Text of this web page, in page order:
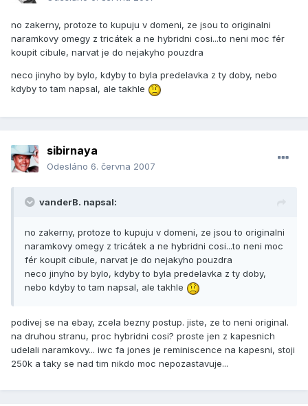
no zakerny, protoze to kupuju v domeni, ze jsou to originalni
naramkovy omegy z tricátek a ne hybridni cosi...to neni moc fér
koupit cibule, narvat je do nejakyho pouzdra
neco jinyho by bylo, kdyby to byla predelavka z ty doby, nebo
kdyby to tam napsal, ale takhle
sibirnaya
Odesláno 6. června 2007
vanderB. napsal:
no zakerny, protoze to kupuju v domeni, ze jsou to originalni
naramkovy omegy z tricátek a ne hybridni cosi...to neni moc
fér koupit cibule, narvat je do nejakyho pouzdra
neco jinyho by bylo, kdyby to byla predelavka z ty doby,
nebo kdyby to tam napsal, ale takhle
podivej se na ebay, zcela bezny postup. jiste, ze to neni original.
na druhou stranu, proc hybridni cosi? proste jen z kapesnich
udelali naramkovy... iwc fa jones je reminiscence na kapesni, stoji
250k a taky se nad tim nikdo moc nepozastavuje...